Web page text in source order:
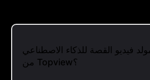
فيديو القصة للذكاء الاصطناعي
من Topview؟